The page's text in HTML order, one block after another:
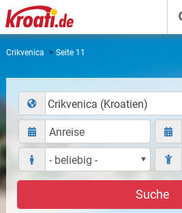
Crikvenica Seite 11
Crikvenica (Kroatien)
Suche